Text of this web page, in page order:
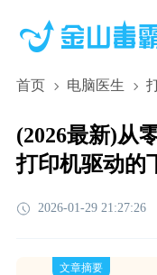
首页 电脑医生
(2026最新)从
打印机驱动的
2026-01-29 21:27:26
文章摘要